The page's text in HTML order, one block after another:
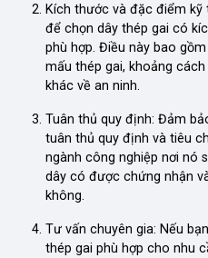
Kích thước và đặc điểm kỹ
để chọn dây thép gai có
phù hợp. Điều này bao
mấu thép gai, khoảng
khác về an ninh.
Tuân thủ quy định: Đảm
tuân thủ quy định và tiêu
ngành công nghiệp nơi nó
dây có được chứng nhận
không.
Tư vấn chuyên gia: Nếu
thép gai phù hợp cho nhu